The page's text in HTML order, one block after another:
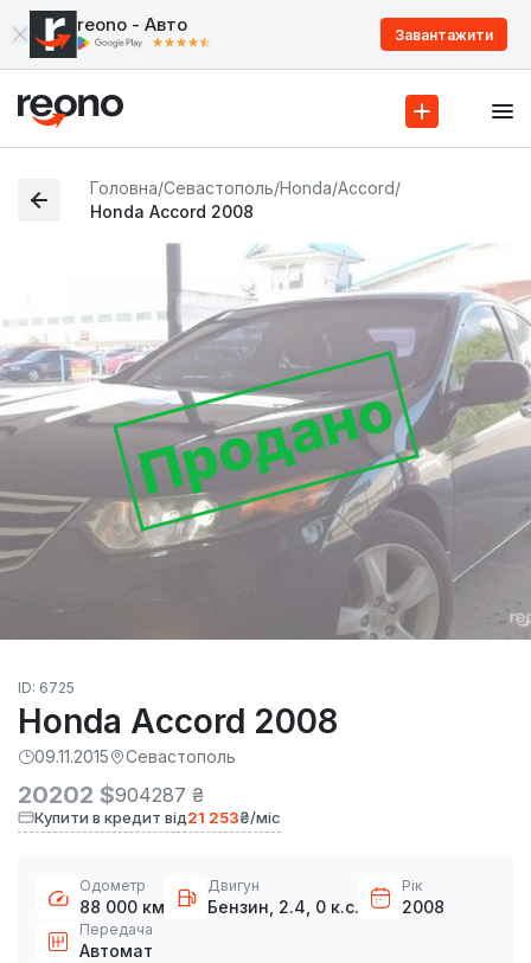
reono - Авто Завантажити
Головна/Севастополь/Honda/Accord/
Honda Accord 2008
Продано
ID: 6725
Honda Accord 2008
09.11.2015 Севастополь
20202 $904287 ₴
Купити в кредит від21 253₴/міс
Одометр
88 000 км
Двигун
Бензин, 2.4, 0 к.с.
Рік
2008
Передача
Автомат